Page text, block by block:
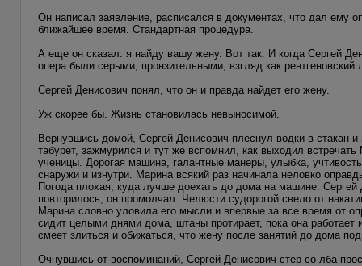
Он написал заявление, расписался в документах, что дал ему
ближайшее время. Стандартная процедура.
А еще он сказал: я найду вашу жену. Вот так. И когда Сергей
опера были серыми, пронзительными, взгляд как рентгеновский
Сергей Денисович понял, что он и правда найдет его жену.
Уж скорее бы. Жизнь становилась невыносимой.
Вернувшись домой, Сергей Денисович плеснул водки в стакан
табурет, зажмурился и тут же вспомнил, как выходил
ученицы. Дорогая машина, галантные манеры, улыбка,
снаружи и изнутри. Марина всякий раз начинала неловко
Погода плохая, куда лучше доехать до дома на машине.
повторилось, он промолчал. Челюсти судорогой свело от
Марина словно уловила его мысли и впервые за все время от
сидит целыми днями дома, штаны протирает, пока она
смеет злиться и обижаться, что жену после занятий до дома
Очнувшись от воспоминаний, Сергей Денисович стер со лба